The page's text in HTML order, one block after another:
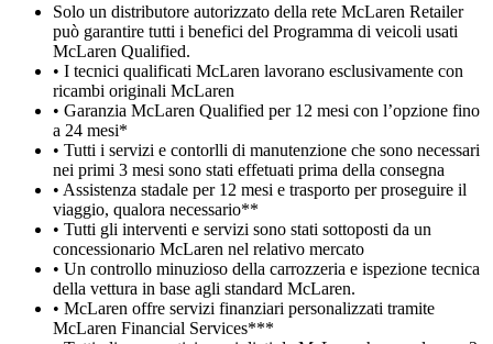
Solo un distributore autorizzato della rete McLaren Retailer
può garantire tutti i benefici del Programma di veicoli usati
McLaren Qualified.
• I tecnici qualificati McLaren lavorano esclusivamente con
ricambi originali McLaren
• Garanzia McLaren Qualified per 12 mesi con l’opzione fino
a 24 mesi*
• Tutti i servizi e contorlli di manutenzione che sono necessari
nei primi 3 mesi sono stati effetuati prima della consegna
• Assistenza stadale per 12 mesi e trasporto per proseguire il
viaggio, qualora necessario**
• Tutti gli interventi e servizi sono stati sottoposti da un
concessionario McLaren nel relativo mercato
• Un controllo minuzioso della carrozzeria e ispezione tecnica
della vettura in base agli standard McLaren.
• McLaren offre servizi finanziari personalizzati tramite
McLaren Financial Services***